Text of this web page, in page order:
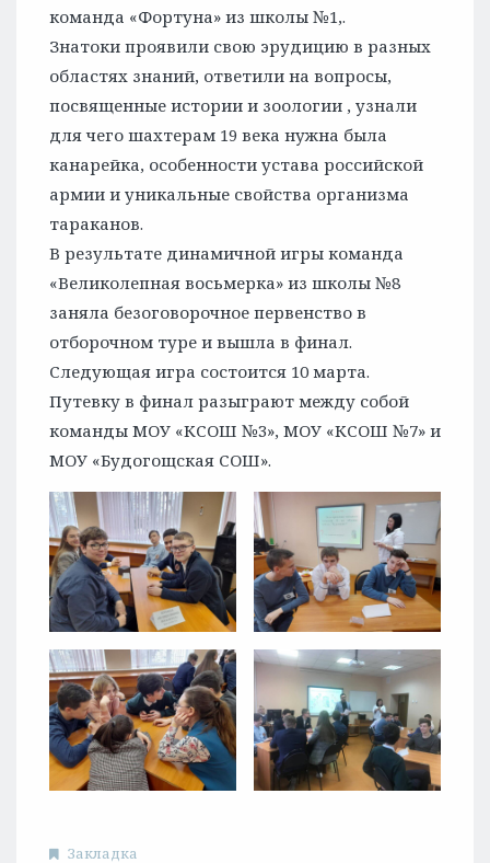
команда «Фортуна» из школы №1,.
Знатоки проявили свою эрудицию в разных
областях знаний, ответили на вопросы,
посвященные истории и зоологии , узнали
для чего шахтерам 19 века нужна была
канарейка, особенности устава российской
армии и уникальные свойства организма
тараканов.
В результате динамичной игры команда
«Великолепная восьмерка» из школы №8
заняла безоговорочное первенство в
отборочном туре и вышла в финал.
Следующая игра состоится 10 марта.
Путевку в финал разыграют между собой
команды МОУ «КСОШ №3», МОУ «КСОШ №7» и
МОУ «Будогощская СОШ».
Закладка